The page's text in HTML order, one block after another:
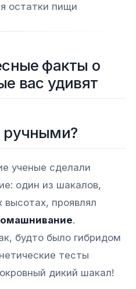
остатки пищи
факты о
вас удивят
ручными?
ученые сделали
один из шакалов,
высотах, проявлял
.
будто было гибридом
тесты
дикий шакал!